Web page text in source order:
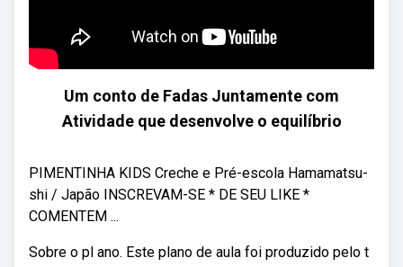
Um conto de Fadas Juntamente com
Atividade que desenvolve o equilíbrio
PIMENTINHA KIDS Creche e Pré-escola Hamamatsu-
shi / Japão INSCREVAM-SE * DE SEU LIKE *
COMENTEM ...
Sobre o pl ano. Este plano de aula foi produzido pelo t